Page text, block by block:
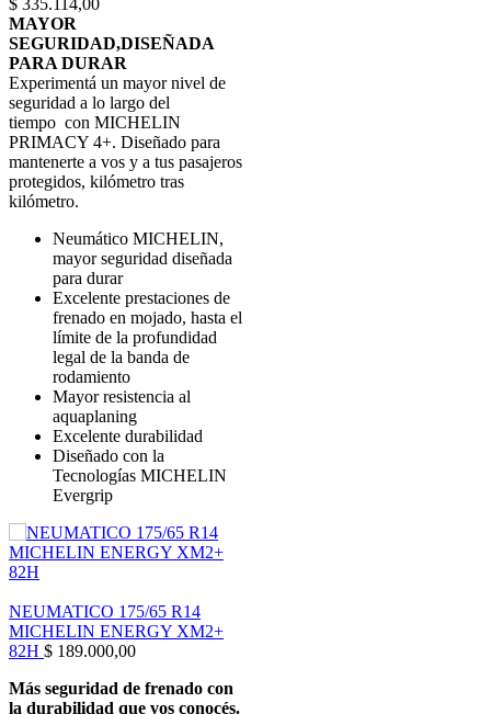
espacios más anchos, tanto en el neumático nuevo como desgastado,
para una mejor evacuación de agua y un frenado óptimo.
TECNOLOGÍA MICHELIN EVERGRIP
Compuesto de última generación que proporciona una adherencia
óptima en el frenado en mojado desde el primer hasta el último
kilómetro, sin comprometer la durabilidad.
TECNOLOGÍA MICHELIN SILENT RIB
Diseño de escultura optimizado para reducir el ruido al rodar y
mejorar el confort.
TECNOLOGÍA MICHELIN MAXTOUCH
Maximiza el área de contacto con el suelo y distribuye
uniformemente las fuerzas de aceleración, frenada y curva,
proporcionando un desgaste más uniforme para una mayor duración,
sin comprometer la seguridad
$ 335.114,00
MAYOR
SEGURIDAD,DISEÑADA
PARA DURAR
Experimentá un mayor nivel de
seguridad a lo largo del
tiempo con MICHELIN
PRIMACY 4+. Diseñado para
mantenerte a vos y a tus pasajeros
protegidos, kilómetro tras
kilómetro.
Neumático MICHELIN,
mayor seguridad diseñada
para durar
Excelente prestaciones de
frenado en mojado, hasta el
límite de la profundidad
legal de la banda de
rodamiento
Mayor resistencia al
aquaplaning
Excelente durabilidad
Diseñado con la
Tecnologías MICHELIN
Evergrip
NEUMATICO 175/65 R14
MICHELIN ENERGY XM2+
82H $ 189.000,00
Más seguridad de frenado con
la durabilidad que vos conocés.